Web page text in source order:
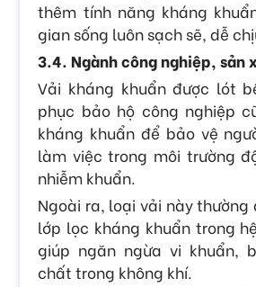
thêm tính năng kháng
gian sống luôn sạch sẽ, dễ
3.4. Ngành công nghiệp, sản
Vải kháng khuẩn được lót
phục bảo hộ công nghiệp
kháng khuẩn để bảo vệ
làm việc trong môi trường
nhiễm khuẩn.
Ngoài ra, loại vải này
lớp lọc kháng khuẩn trong
giúp ngăn ngừa vi khuẩn,
chất trong không khí.